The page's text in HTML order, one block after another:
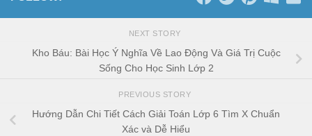
NEXT STORY
Kho Báu: Bài Học Ý Nghĩa Về Lao Động Và Giá Trị Cuộc
Sống Cho Học Sinh Lớp 2
PREVIOUS STORY
Hướng Dẫn Chi Tiết Cách Giải Toán Lớp 6 Tìm X Chuẩn
Xác và Dễ Hiểu